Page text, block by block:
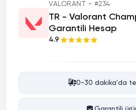
VALORANT - #234
TR - Valorant
Garantili Hesap
4.9
0-30 dakika'da